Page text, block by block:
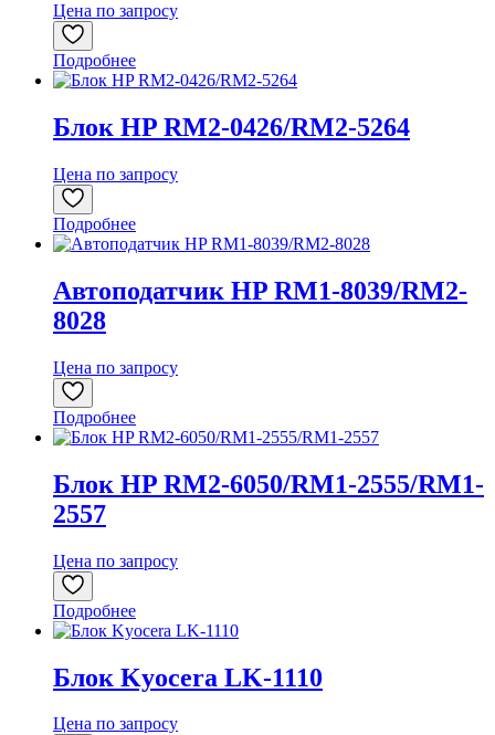
Цена по запросу
Подробнее
Блок HP RM2-0426/RM2-5264
Цена по запросу
Подробнее
Автоподатчик HP RM1-8039/RM2-
8028
Цена по запросу
Подробнее
Блок HP RM2-6050/RM1-2555/RM1-
2557
Цена по запросу
Подробнее
Блок Kyocera LK-1110
Цена по запросу